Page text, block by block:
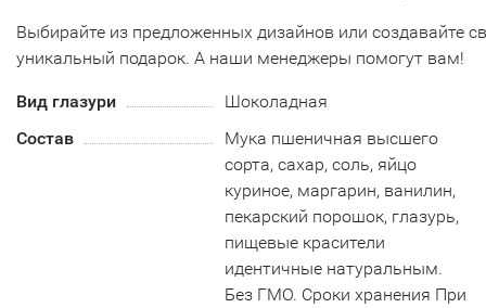
Выбирайте из предложенных дизайнов или создавайте
уникальный подарок. А наши менеджеры помогут вам!
Вид глазури
Шоколадная
Состав
Мука пшеничная высшего
сорта, сахар, соль, яйцо
куриное, маргарин, ванилин,
пекарский порошок, глазурь,
пищевые красители
идентичные натуральным.
Без ГМО. Сроки хранения При